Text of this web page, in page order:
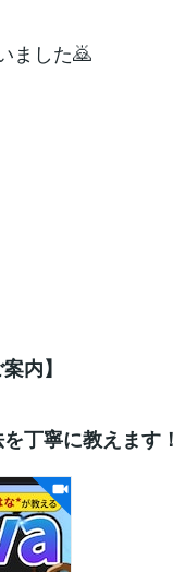
ました🙇
内】
丁寧に教えます！